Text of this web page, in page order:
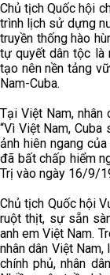
Chủ tịch Quốc hội
trình lịch sử dựng
truyền thống hào
tự quyết dân tộc là
tạo nên nền tảng
Nam-Cuba.
Tại Việt Nam,
“Vì Việt Nam,
ảnh hiên ngang
đã bất chấp hiểm
Trị vào ngày 16/9/
Chủ tịch Quốc hội
ruột thịt, sự sẵn
anh em Việt Nam.
nhân dân Việt
chính phủ, nhân